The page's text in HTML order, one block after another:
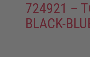
724921 –
BLACK-